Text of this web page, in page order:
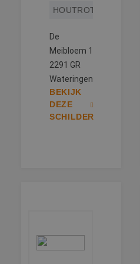
HOUTROTREPARATIE
De
Meibloem 1
2291 GR
Wateringen
BEKIJK
DEZE
SCHILDER